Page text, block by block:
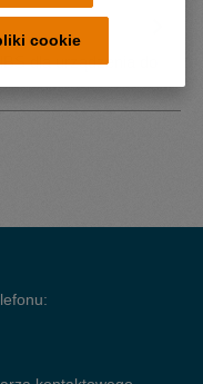
dla urządzenia do
cookie